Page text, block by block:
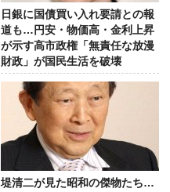
日銀に国債買い入れ要請との報
道も…円安・物価高・金利上昇
が示す高市政権「無責任な放漫
財政」が国民生活を破壊
堤清二が見た昭和の傑物たち…